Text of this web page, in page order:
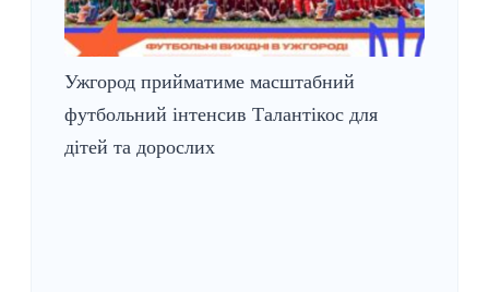
Ужгород прийматиме масштабний
футбольний інтенсив Талантікос для
дітей та дорослих